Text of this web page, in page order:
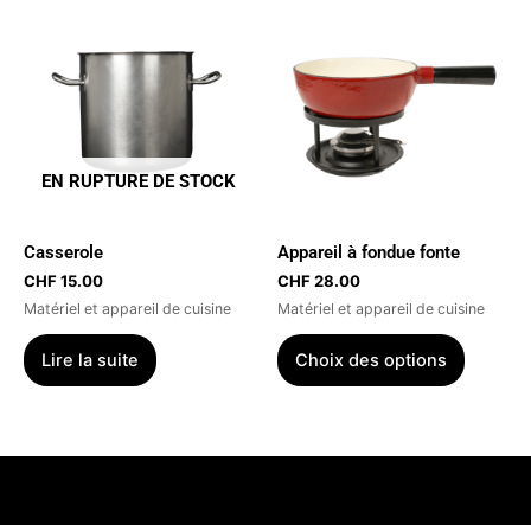
EN RUPTURE DE STOCK
Casserole
CHF15.00
Matériel et appareil de cuisine
Lire la suite
Appareil à fondue fonte
CHF28.00
Matériel et appareil de cuisine
Choix des options
a
la
page